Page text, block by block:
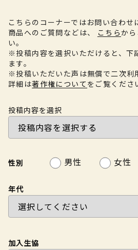
こちらのコーナーではお問い合わせ
商品へのご質問などは、
こちらか
い。
※投稿内容を選択いただけると、下
ます。
※投稿いただいた声は無償で二次利
詳細は著作権について をご覧くださ
投稿内容を選択
性別 男性 女性
年代
加入生協